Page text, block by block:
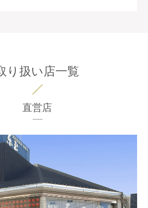
り扱い店一覧
直営店